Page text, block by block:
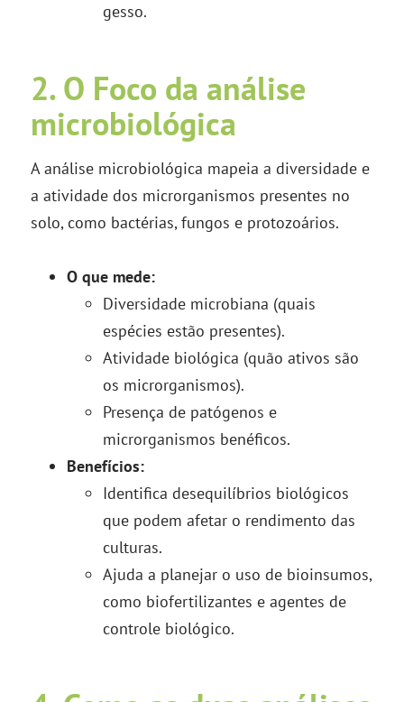
gesso.
2. O Foco da análise
microbiológica
A análise microbiológica mapeia a diversidade e
a atividade dos microrganismos presentes no
solo, como bactérias, fungos e protozoários.
O que mede:
Diversidade microbiana (quais
espécies estão presentes).
Atividade biológica (quão ativos são
os microrganismos).
Presença de patógenos e
microrganismos benéficos.
Benefícios:
Identifica desequilíbrios biológicos
que podem afetar o rendimento das
culturas.
Ajuda a planejar o uso de bioinsumos,
como biofertilizantes e agentes de
controle biológico.